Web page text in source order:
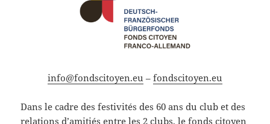
info@fondscitoyen.eu – fondscitoyen.eu
Dans le cadre des festivités des 60 ans du club et des
relations d’amitiés entre les 2 clubs, le fonds citoyen